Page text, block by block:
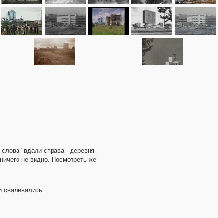
"вдали справа - деревня
не видно. Посмотреть же
сваливались.